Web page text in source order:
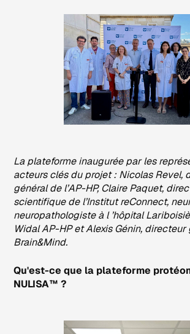
La plateforme inaugurée par les
acteurs clés du projet : Nicolas Revel,
général de l’AP-HP, Claire Paquet,
scientifique de l’Institut reConnect,
neuropathologiste à l ’hôpital
Widal AP-HP et Alexis Génin, directeur
Brain&Mind.
Qu'est-ce que la plateforme
NULISA™ ?